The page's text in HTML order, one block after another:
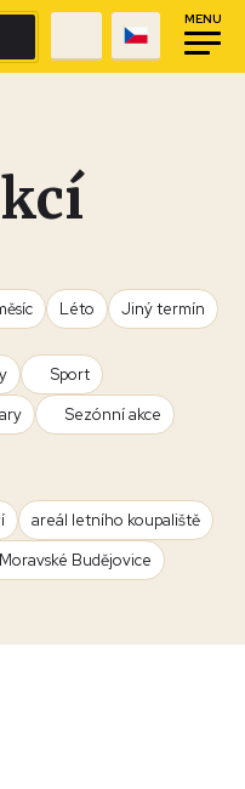
MENU
Léto Jiný termín
Sport
Sezónní akce
areál letního koupaliště
Budějovice